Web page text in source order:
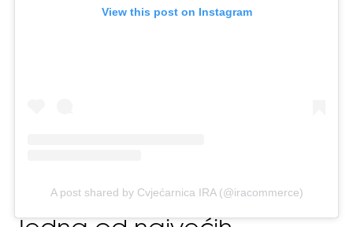
View this post on Instagram
A post shared by Cvjećarnica IRA (@iracommerce)